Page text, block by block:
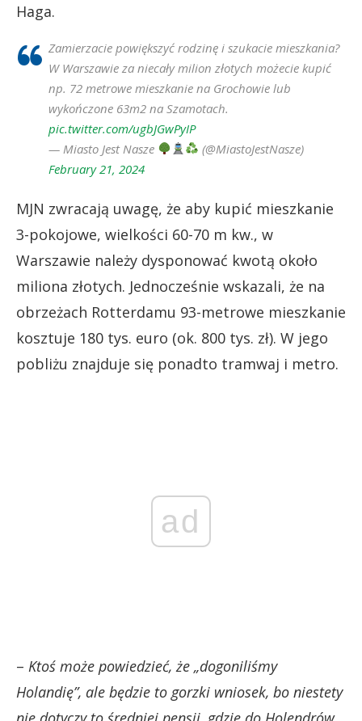
Haga.
Zamierzacie powiększyć rodzinę i szukacie mieszkania?
W Warszawie za niecały milion złotych możecie kupić
np. 72 metrowe mieszkanie na Grochowie lub
wykończone 63m2 na Szamotach.
pic.twitter.com/ugbJGwPyIP
— Miasto Jest Nasze
(@MiastoJestNasze)
February 21, 2024
MJN zwracają uwagę, że aby kupić mieszkanie
3-pokojowe, wielkości 60-70 m kw., w
Warszawie należy dysponować kwotą około
miliona złotych. Jednocześnie wskazali, że na
obrzeżach Rotterdamu 93-metrowe mieszkanie
kosztuje 180 tys. euro (ok. 800 tys. zł). W jego
pobliżu znajduje się ponadto tramwaj i metro.
ad
– Ktoś może powiedzieć, że „dogoniliśmy
Holandię”, ale będzie to gorzki wniosek, bo niestety